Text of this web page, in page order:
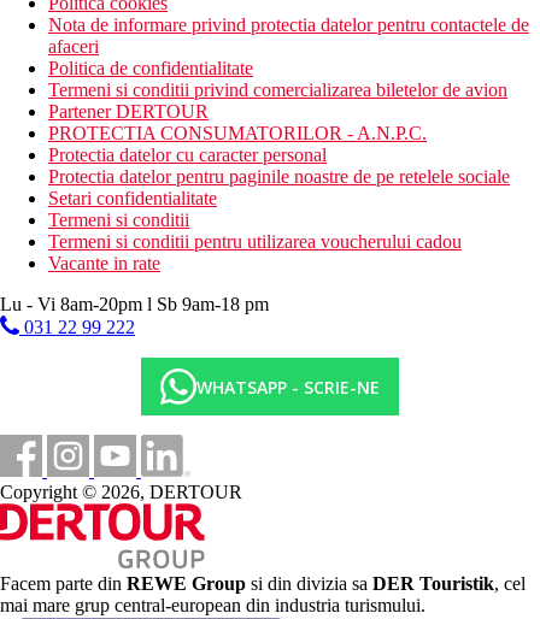
Nota de informare privind protectia datelor pentru contactele de
afaceri
Politica de confidentialitate
Termeni si conditii privind comercializarea biletelor de avion
Partener DERTOUR
PROTECTIA CONSUMATORILOR - A.N.P.C.
Protectia datelor cu caracter personal
Protectia datelor pentru paginile noastre de pe retelele sociale
Setari confidentialitate
Termeni si conditii
Termeni si conditii pentru utilizarea voucherului cadou
Vacante in rate
Lu - Vi 8am-20pm l Sb 9am-18 pm
031 22 99 222
WHATSAPP - SCRIE-NE
Copyright © 2026, DERTOUR
Facem parte din REWE Group si din divizia sa DER Touristik, cel
mai mare grup central-european din industria turismului.